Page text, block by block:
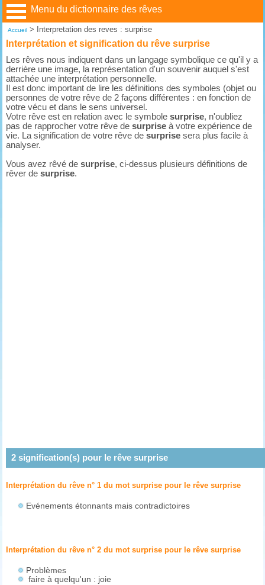
Menu du dictionnaire des rêves
Accueil> Interpretation des reves : surprise
Interprétation et signification du rêve surprise
Les rêves nous indiquent dans un langage symbolique ce qu'il y a
derrière une image, la représentation d'un souvenir auquel s'est
attachée une interprétation personnelle.
Il est donc important de lire les définitions des symboles (objet ou
personnes de votre rêve de 2 façons différentes : en fonction de
votre vécu et dans le sens universel.
Votre rêve est en relation avec le symbolesurprise, n'oubliez
pas de rapprocher votre rêve desurprise à votre expérience de
vie. La signification de votre rêve desurprise sera plus facile à
analyser.
Vous avez rêvé desurprise, ci-dessus plusieurs définitions de
rêver desurprise.
2signification(s) pour le rêve surprise
Interprétation du rêve n° 1 du mot surprise pour le rêvesurprise
Evénements étonnants mais contradictoires
Interprétation du rêve n° 2 du mot surprise pour le rêvesurprise
Problèmes
faire à quelqu'un : joie